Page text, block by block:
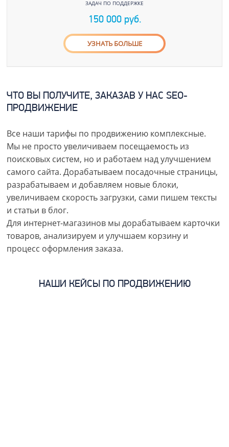
ЗАДАЧ ПО ПОДДЕРЖКЕ
150 000 руб.
УЗНАТЬ БОЛЬШЕ
ЧТО ВЫ ПОЛУЧИТЕ, ЗАКАЗАВ У НАС SEO-
ПРОДВИЖЕНИЕ
Все наши тарифы по продвижению комплексные.
Мы не просто увеличиваем посещаемость из
поисковых систем, но и работаем над улучшением
самого сайта. Дорабатываем посадочные страницы,
разрабатываем и добавляем новые блоки,
увеличиваем скорость загрузки, сами пишем тексты
и статьи в блог.
Для интернет-магазинов мы дорабатываем карточки
товаров, анализируем и улучшаем корзину и
процесс оформления заказа.
НАШИ КЕЙСЫ ПО ПРОДВИЖЕНИЮ